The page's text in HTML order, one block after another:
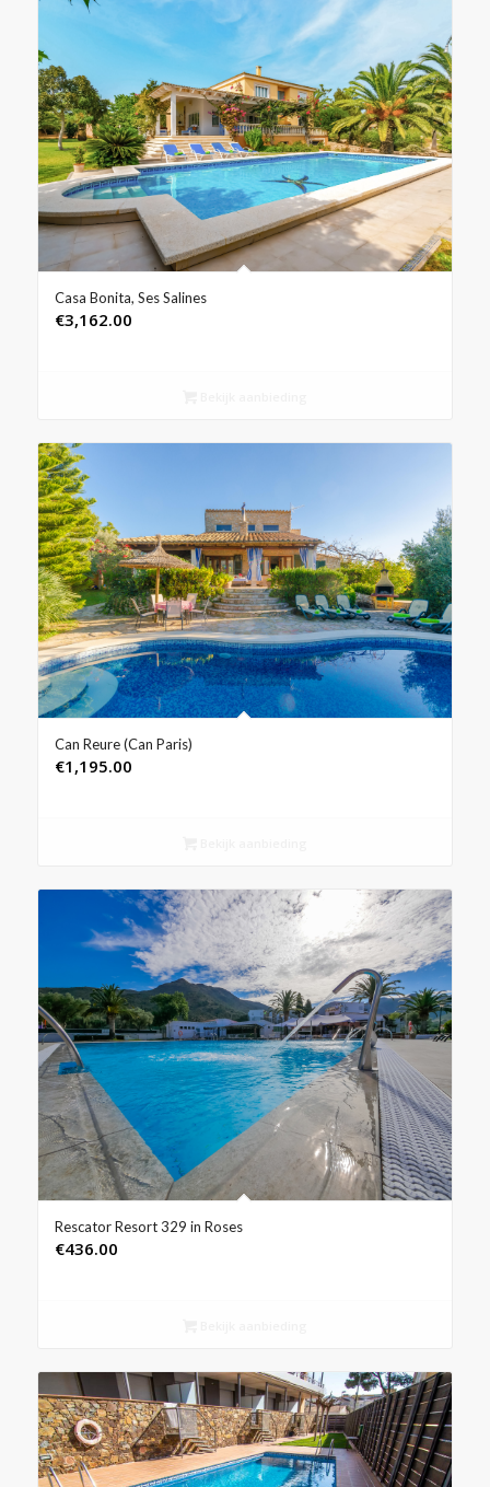
Casa Bonita, Ses Salines
€3,162.00
Can Reure (Can Paris)
€1,195.00
Rescator Resort 329 in Roses
€436.00